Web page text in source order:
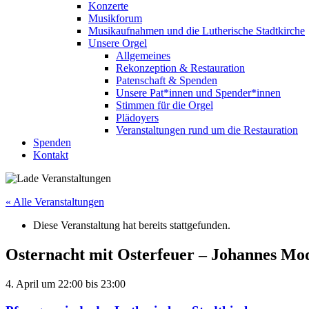
Konzerte
Musikforum
Musikaufnahmen und die Lutherische Stadtkirche
Unsere Orgel
Allgemeines
Rekonzeption & Restauration
Patenschaft & Spenden
Unsere Pat*innen und Spender*innen
Stimmen für die Orgel
Plädoyers
Veranstaltungen rund um die Restauration
Spenden
Kontakt
« Alle Veranstaltungen
Diese Veranstaltung hat bereits stattgefunden.
Osternacht mit Osterfeuer – Johannes
4. April um 22:00 bis 23:00